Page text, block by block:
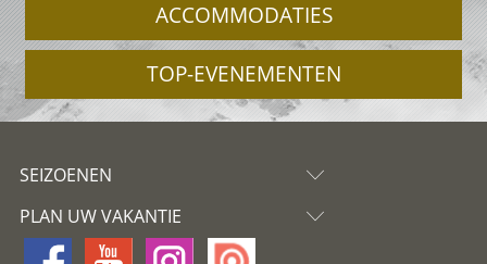
ACCOMMODATIES
TOP-EVENEMENTEN
SEIZOENEN
PLAN UW VAKANTIE